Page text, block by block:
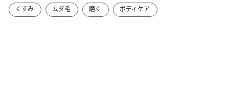
くすみ
ムダ毛 磨く ボディケア